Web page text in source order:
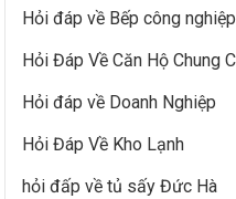
Hỏi đáp về Bếp công nghiệp
Hỏi Đáp Về Căn Hộ Chung
Hỏi đáp về Doanh Nghiệp
Hỏi Đáp Về Kho Lạnh
hỏi đấp về tủ sấy Đức Hà